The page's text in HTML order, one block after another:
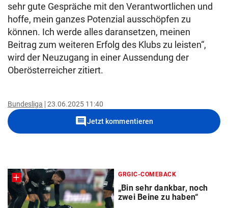
sehr gute Gespräche mit den Verantwortlichen und
hoffe, mein ganzes Potenzial ausschöpfen zu
können. Ich werde alles daransetzen, meinen
Beitrag zum weiteren Erfolg des Klubs zu leisten“,
wird der Neuzugang in einer Aussendung der
Oberösterreicher zitiert.
Bundesliga 23.06.2025 11:40
commentJetzt kommentieren
GRGIC-COMEBACK
„Bin sehr dankbar, noch
zwei Beine zu haben“